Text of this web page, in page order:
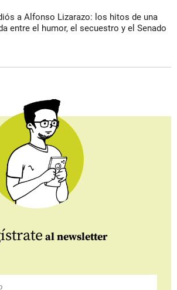
a Alfonso Lizarazo: los hitos de una
entre el humor, el secuestro y el Senado
al newsletter